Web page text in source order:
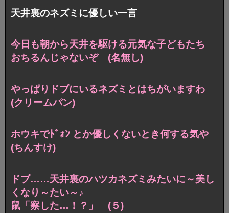
天井裏のネズミに優しい一言
今日も朝から天井を駆ける元気な子どもたち
おちるんじゃないぞ (名無し)
やっぱりドブにいるネズミとはちがいますわ
(クリームパン)
ホウキでﾄﾞｫﾝ とか優しくないとき何する気や
(ちんすけ)
ドブ……天井裏のハツカネズミみたいに～美し
くなり～たい～♪
鼠「察した…！？」 (５)